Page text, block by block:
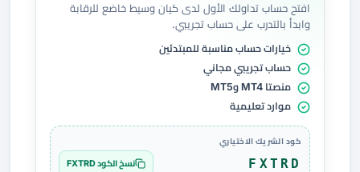
افتح حساب تداولك الأول لدى كيان وسيط خاضع للرقابة
وابدأ بالتدرب على حساب تجريبي.
خيارات حساب مناسبة للمبتدئين
حساب تجريبي مجاني
منصتا MT4 وMT5
موارد تعليمية
كود الشريك الاختياري
FXTRD نسخ الكود FXTRD